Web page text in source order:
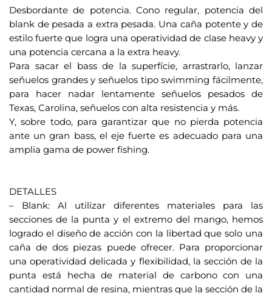
o
e
l
e
c
t
r
ó
n
i
c
a
r
a
u
n
i
r
Desbordante de potencia. Cono regular, potencia del
blank de pesada a extra pesada. Una caña potente y de
estilo fuerte que logra una operatividad de clase heavy y
una potencia cercana a la extra heavy.
Para sacar el bass de la superfície, arrastrarlo, lanzar
señuelos grandes y señuelos tipo swimming fácilmente,
para hacer nadar lentamente señuelos pesados de
Texas, Carolina, señuelos con alta resistencia y más.
Y, sobre todo, para garantizar que no pierda potencia
ante un gran bass, el eje fuerte es adecuado para una
amplia gama de power fishing.
DETALLES
– Blank: Al utilizar diferentes materiales para las
secciones de la punta y el extremo del mango, hemos
logrado el diseño de acción con la libertad que solo una
caña de dos piezas puede ofrecer. Para proporcionar
una operatividad delicada y flexibilidad, la sección de la
punta está hecha de material de carbono con una
cantidad normal de resina, mientras que la sección de la